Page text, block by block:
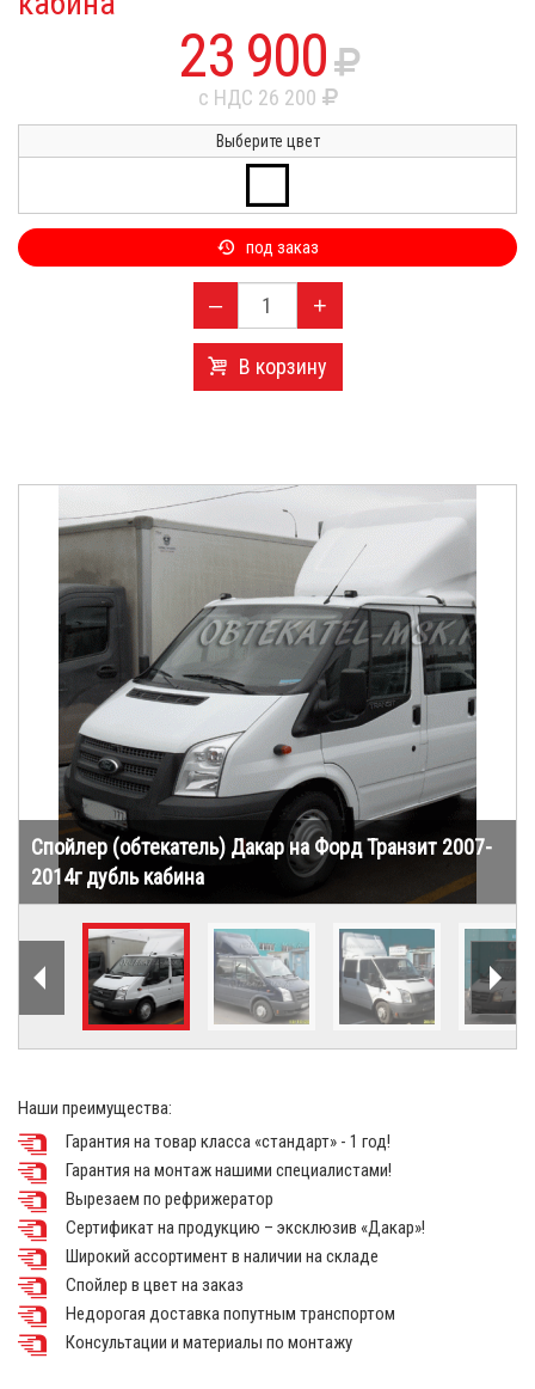
«Обтекатели (спойлеры)
23 900
с НДС 26 200
Выберите цвет
под заказ
– +
В корзину
Спойлер (обтекатель) Дакар на Форд Транзит 2007-
2014г дубль кабина
Наши преимущества:
Гарантия на товар класса «стандарт» - 1 год!
Гарантия на монтаж нашими специалистами!
Вырезаем по рефрижератор
Сертификат на продукцию – эксклюзив «Дакар»!
Широкий ассортимент в наличии на складе
Спойлер в цвет на заказ
Недорогая доставка попутным транспортом
Консультации и материалы по монтажу